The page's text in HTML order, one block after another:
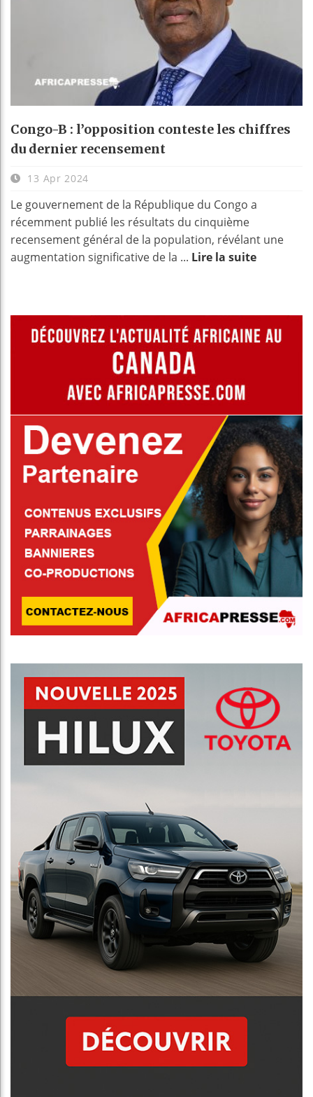
Congo-B : l’opposition conteste les chiffres
du dernier recensement
13 Apr 2024
Le gouvernement de la République du Congo a
récemment publié les résultats du cinquième
recensement général de la population, révélant une
augmentation significative de la ... Lire la suite